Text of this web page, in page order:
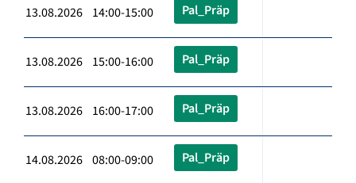
13.08.2026 14:00-15:00 Pal_Präp
13.08.2026 15:00-16:00 Pal_Präp
13.08.2026 16:00-17:00 Pal_Präp
14.08.2026 08:00-09:00 Pal_Präp